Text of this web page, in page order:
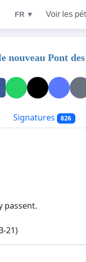
FR ▼ Voir les
Pont
Signatures 826
passent.
21)